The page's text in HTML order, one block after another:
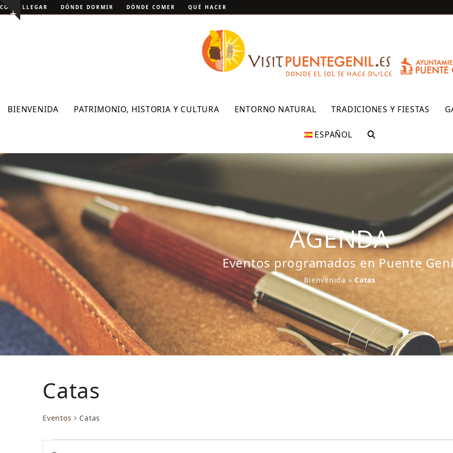
Skip
to Show
CÓMO LLEGAR DÓNDE DORMIR DÓNDE COMER QUÉ HACER
BIENVENIDA PATRIMONIO, HISTORIA Y CULTURA ENTORNO NATURAL TRADICIONES Y FIESTAS
ESPAÑOL
AGENDA
Eventos programados en Puente
Bienvenida » Catas
Catas
Eventos Catas
N